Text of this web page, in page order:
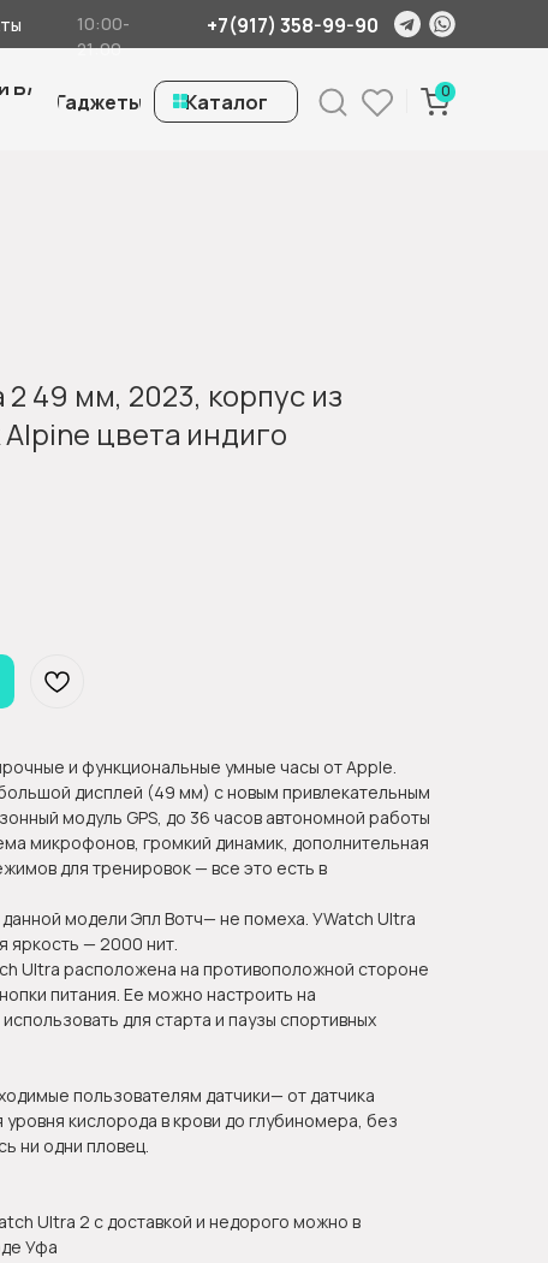
+7(917) 358-99-90
10:00-
21:00
Б/
Гаджеты 0
ㅤКаталог
49 мм, 2023, корпус из
цвета индиго
и функциональные умные часы от Apple.
дисплей (49 мм) с новым привлекательным
модуль GPS, до 36 часов автономной работы
микрофонов, громкий динамик, дополнительная
для тренировок — все это есть в
модели Эпл Вотч— не помеха. УWatch Ultra
яркость — 2000 нит.
Ultra расположена на противоположной стороне
питания. Ее можно настроить на
для старта и паузы спортивных
пользователям датчики— от датчика
кислорода в крови до глубиномера, без
ни одни пловец.
Ultra 2 с доставкой и недорого можно в
Уфа